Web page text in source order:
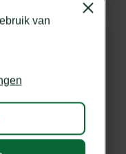
van
Close